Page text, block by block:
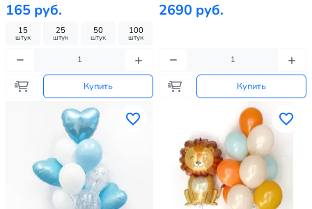
165 руб.
15
штук
25
штук
50
штук
100
штук
Купить
2690 руб.
Купить